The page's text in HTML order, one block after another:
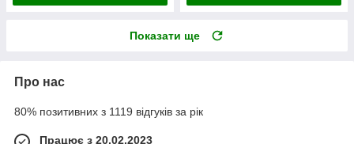
Показати ще
Про нас
80% позитивних з 1119 відгуків за рік
Працює з 20.02.2023